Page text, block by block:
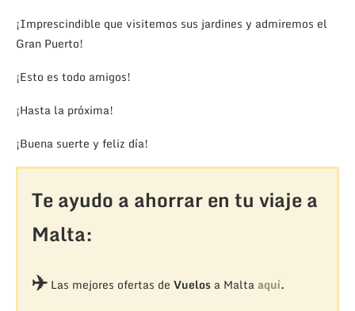
¡Imprescindible que visitemos sus jardines y admiremos el
Gran Puerto!
¡Esto es todo amigos!
¡Hasta la próxima!
¡Buena suerte y feliz día!
Te ayudo a ahorrar en tu viaje a
Malta:
✈️Las mejores ofertas de Vuelosa Malta aquí.